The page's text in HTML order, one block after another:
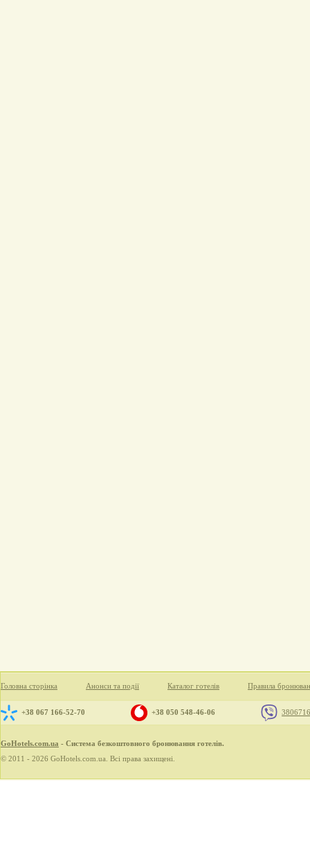
Головна сторінка Анонси та події Каталог готелів Правила
+38 067 166-52-70 +38 050 548-46-06
GoHotels.com.ua - Система безкоштовного бронювання готелів.
© 2011 - 2026 GoHotels.com.ua. Всі права захищені.